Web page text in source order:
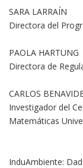
SARA LARRAÍN
Directora del
PAOLA HARTUNG
Directora de
CARLOS
Investigador del
Matemáticas
InduAmbiente: